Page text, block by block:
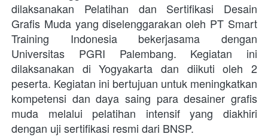
dilaksanakan Pelatihan dan Sertifikasi Desain
Grafis Muda yang diselenggarakan oleh PT Smart
Training Indonesia bekerjasama dengan
Universitas PGRI Palembang. Kegiatan ini
dilaksanakan di Yogyakarta dan diikuti oleh 2
peserta. Kegiatan ini bertujuan untuk meningkatkan
kompetensi dan daya saing para desainer grafis
muda melalui pelatihan intensif yang diakhiri
dengan uji sertifikasi resmi dari BNSP.